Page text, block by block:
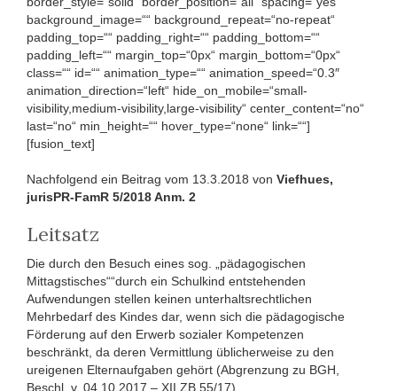
background_image=““ background_repeat=“no-repeat“
padding_top=““ padding_right=““ padding_bottom=““
padding_left=““ margin_top=“0px“ margin_bottom=“0px“
class=““ id=““ animation_type=““ animation_speed=“0.3″
animation_direction=“left“ hide_on_mobile=“small-
visibility,medium-visibility,large-visibility“ center_content=“no“
last=“no“ min_height=““ hover_type=“none“ link=““]
[fusion_text]
Nachfolgend ein Beitrag vom 13.3.2018 von Viefhues,
jurisPR-FamR 5/2018 Anm. 2
Leitsatz
Die durch den Besuch eines sog. „pädagogischen
Mittagstisches““durch ein Schulkind entstehenden
Aufwendungen stellen keinen unterhaltsrechtlichen
Mehrbedarf des Kindes dar, wenn sich die pädagogische
Förderung auf den Erwerb sozialer Kompetenzen
beschränkt, da deren Vermittlung üblicherweise zu den
ureigenen Elternaufgaben gehört (Abgrenzung zu BGH,
Beschl. v. 04.10.2017 – XII ZB 55/17).